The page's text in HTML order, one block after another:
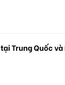
Trung Quốc